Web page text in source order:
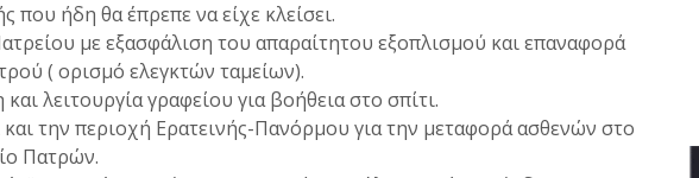
ήδη θα έπρεπε να είχε κλείσει.
με εξασφάλιση του απαραίτητου εξοπλισμού και επαναφορά
( ορισμό ελεγκτών ταμείων).
λειτουργία γραφείου για βοήθεια στο σπίτι.
την περιοχή Ερατεινής-Πανόρμου για την μεταφορά ασθενών στο
Πατρών.